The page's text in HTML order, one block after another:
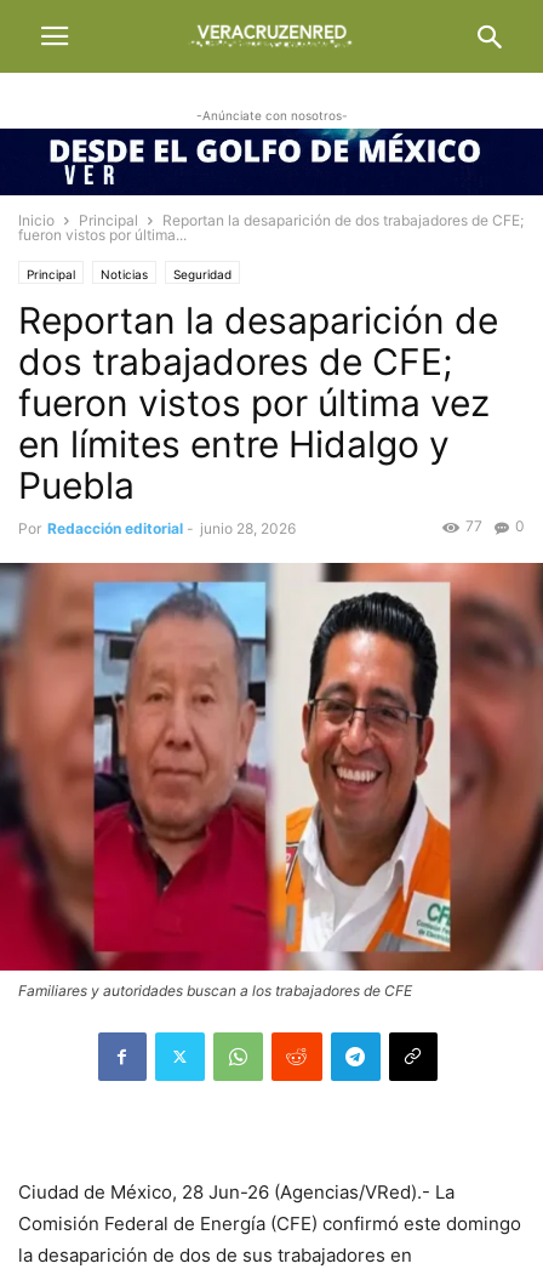
-Anúnciate con nosotros-
Inicio Principal
Reportan la desaparición de dos trabajadores de CFE;
fueron vistos por última...
Principal Noticias Seguridad
Reportan la desaparición de
dos trabajadores de CFE;
fueron vistos por última vez
en límites entre Hidalgo y
Puebla
Por Redacción editorial - junio 28, 2026 0
77
Familiares y autoridades buscan a los trabajadores de CFE
Ciudad de México, 28 Jun-26 (Agencias/VRed).- La
Comisión Federal de Energía (CFE) confirmó este domingo
la desaparición de dos de sus trabajadores en